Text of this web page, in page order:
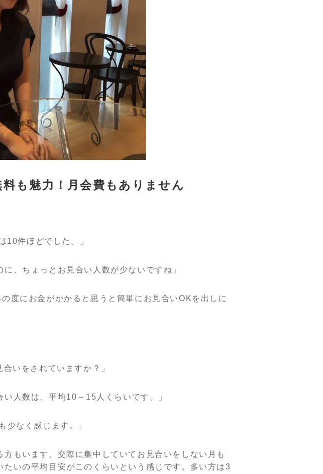
も魅力！月会費もありません
10件ほどでした。」
、ちょっとお見合い人数が少ないですね」
度にお金がかかると思うと簡単にお見合いOKを出しに
いをされていますか？」
人数は、平均10～15人くらいです。」
少なく感じます。」
もいます。交際に集中していてお見合いをしない月も
いの平均目安がこのくらいという感じです。多い方は3